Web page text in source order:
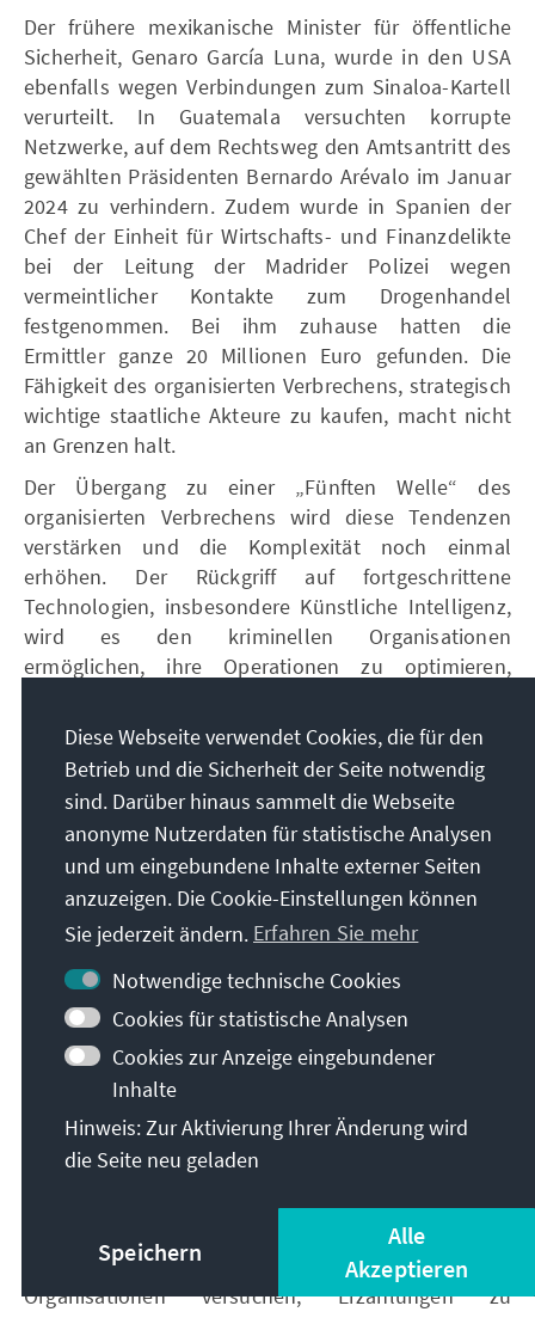
Der frühere mexikanische Minister für öffentliche
Sicherheit, Genaro García Luna, wurde in den USA
ebenfalls wegen Verbindungen zum Sinaloa-Kartell
verurteilt. In Guatemala versuchten korrupte
Netzwerke, auf dem Rechtsweg den Amtsantritt des
gewählten Präsidenten Bernardo Arévalo im Januar
2024 zu verhindern. Zudem wurde in Spanien der
Chef der Einheit für Wirtschafts- und Finanzdelikte
bei der Leitung der Madrider Polizei wegen
vermeintlicher Kontakte zum Drogenhandel
festgenommen. Bei ihm zuhause hatten die
Ermittler ganze 20 Millionen Euro gefunden. Die
Fähigkeit des organisierten Verbrechens, strategisch
wichtige staatliche Akteure zu kaufen, macht nicht
an Grenzen halt.
Der Übergang zu einer „Fünften Welle“ des
organisierten Verbrechens wird diese Tendenzen
verstärken und die Komplexität noch einmal
erhöhen. Der Rückgriff auf fortgeschrittene
Technologien, insbesondere Künstliche Intelligenz,
wird es den kriminellen Organisationen
ermöglichen, ihre Operationen zu optimieren,
Einflussbereich weiter auszubauen. Von der Nutzung
von Algorithmen für die Geldwäsche über die
Erstellung virtueller Identitäten und die
Datenmanipulation bis hin zur systematischen
Verbreitung von Desinformation – das organisierte
Verbrechen wird zunehmend auf Gebieten arbeiten,
die immer schwieriger zu erfassen und zu regulieren
sind.
Kampf um die Narrative
Das vielleicht disruptivste Element dieser „Fünften
Welle“ des organisierten Verbrechens wird aber der
Kampf um die Deutungshoheit im öffentlichen
Diskurs sein. In einer Zeit, in der Informationen in
Höchstgeschwindigkeit zirkulieren und
Wahrnehmungen direkt die Legitimität von
Institutionen beeinflussen, werden kriminelle
Organisationen versuchen, Erzählungen zu
Diese Webseite verwendet Cookies, die für den
Betrieb und die Sicherheit der Seite notwendig
sind. Darüber hinaus sammelt die Webseite
anonyme Nutzerdaten für statistische Analysen
und um eingebundene Inhalte externer Seiten
anzuzeigen. Die Cookie-Einstellungen können
Sie jederzeit ändern. Erfahren Sie mehr
Notwendige technische Cookies
Cookies für statistische Analysen
Cookies zur Anzeige eingebundener
Inhalte
Hinweis: Zur Aktivierung Ihrer Änderung wird
die Seite neu geladen
Speichern
Alle
Akzeptieren